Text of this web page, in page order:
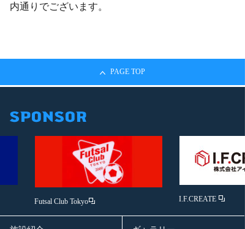
内通りでございます。
PAGE TOP
Futsal Club Tokyo I.F.CREATE